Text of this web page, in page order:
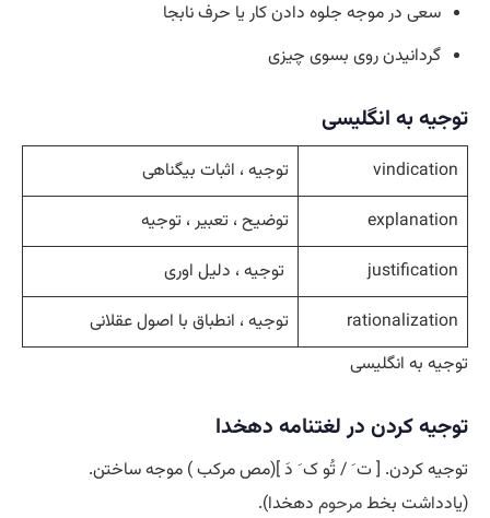
سعی در موجه جلوه دادن کار یا حرف نابجا
گردانیدن روی بسوی چیزی
توجیه به انگلیسی
vindication
توجیه ، اثبات بیگناهی
explanation
توضیح ، تعبیر ، توجیه
justification
توجیه ، دلیل اوری
rationalization
توجیه ، انطباق با اصول عقلانی
توجیه به انگلیسی
توجیه کردن در لغتنامه دهخدا
توجیه کردن. [ ت َ / تُو ک َ دَ ](مص مرکب ) موجه ساختن.
(یادداشت بخطمرحوم دهخدا).